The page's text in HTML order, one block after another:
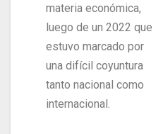
materia económica,
luego de un 2022 que
estuvo marcado por
una difícil coyuntura
tanto nacional como
internacional.